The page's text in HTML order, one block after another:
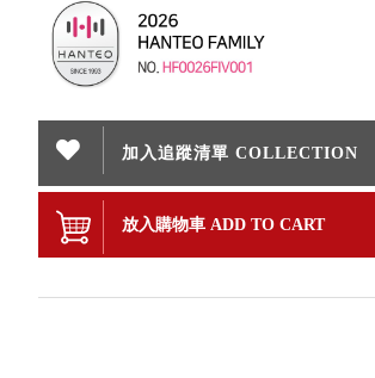
加入追蹤清單 COLLECTION
放入購物車 ADD TO CART